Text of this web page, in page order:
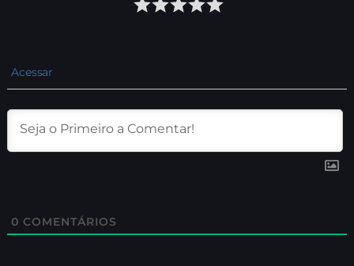
Acessar
0 COMENTÁRIOS